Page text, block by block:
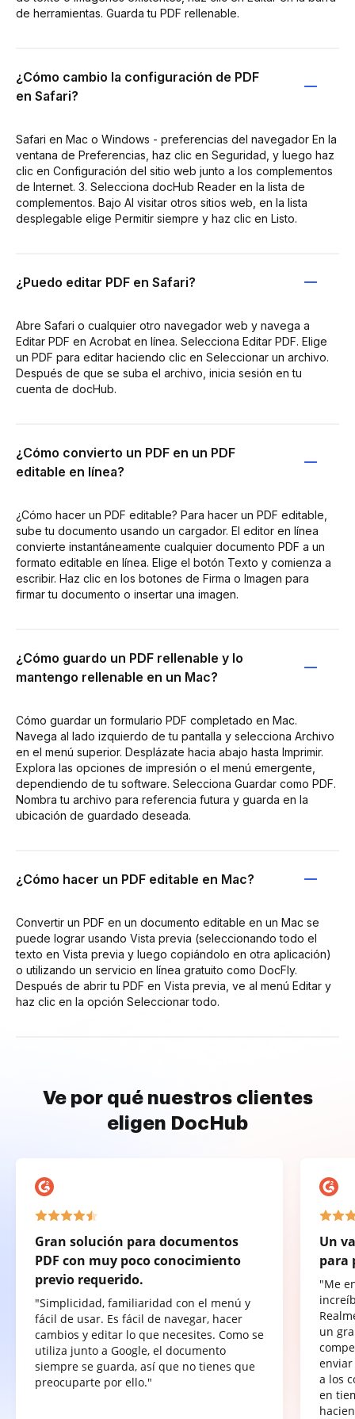
de herramientas. Guarda tu PDF rellenable.
¿Cómo cambio la configuración de PDF
en Safari?
Safari en Mac o Windows - preferencias del navegador En la
ventana de Preferencias, haz clic en Seguridad, y luego haz
clic en Configuración del sitio web junto a los complementos
de Internet. 3. Selecciona docHub Reader en la lista de
complementos. Bajo Al visitar otros sitios web, en la lista
desplegable elige Permitir siempre y haz clic en Listo.
¿Puedo editar PDF en Safari?
Abre Safari o cualquier otro navegador web y navega a
Editar PDF en Acrobat en línea. Selecciona Editar PDF. Elige
un PDF para editar haciendo clic en Seleccionar un archivo.
Después de que se suba el archivo, inicia sesión en tu
cuenta de docHub.
¿Cómo convierto un PDF en un PDF
editable en línea?
¿Cómo hacer un PDF editable? Para hacer un PDF editable,
sube tu documento usando un cargador. El editor en línea
convierte instantáneamente cualquier documento PDF a un
formato editable en línea. Elige el botón Texto y comienza a
escribir. Haz clic en los botones de Firma o Imagen para
firmar tu documento o insertar una imagen.
¿Cómo guardo un PDF rellenable y lo
mantengo rellenable en un Mac?
Cómo guardar un formulario PDF completado en Mac.
Navega al lado izquierdo de tu pantalla y selecciona Archivo
en el menú superior. Desplázate hacia abajo hasta Imprimir.
Explora las opciones de impresión o el menú emergente,
dependiendo de tu software. Selecciona Guardar como PDF.
Nombra tu archivo para referencia futura y guarda en la
ubicación de guardado deseada.
¿Cómo hacer un PDF editable en Mac?
Convertir un PDF en un documento editable en un Mac se
puede lograr usando Vista previa (seleccionando todo el
texto en Vista previa y luego copiándolo en otra aplicación)
o utilizando un servicio en línea gratuito como DocFly.
Después de abrir tu PDF en Vista previa, ve al menú Editar y
haz clic en la opción Seleccionar todo.
Ve por qué nuestros clientes
eligen DocHub
Gran solución para documentos
PDF con muy poco conocimiento
previo requerido.
"Simplicidad, familiaridad con el menú y
fácil de usar. Es fácil de navegar, hacer
cambios y editar lo que necesites. Como se
utiliza junto a Google, el documento
siempre se guarda, así que no tienes que
preocuparte por ello."
Un
para
"Me
un
a los
en